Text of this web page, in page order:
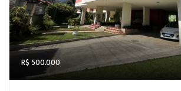
R$ 500.000